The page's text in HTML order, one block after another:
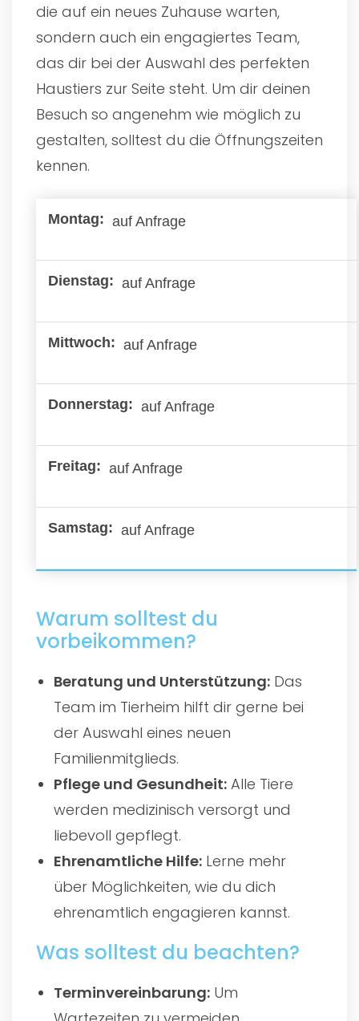
die auf ein neues Zuhause warten,
sondern auch ein engagiertes Team,
das dir bei der Auswahl des perfekten
Haustiers zur Seite steht. Um dir deinen
Besuch so angenehm wie möglich zu
gestalten, solltest du die Öffnungszeiten
kennen.
auf Anfrage
auf Anfrage
auf Anfrage
auf Anfrage
auf Anfrage
auf Anfrage
Warum solltest du
vorbeikommen?
Beratung und Unterstützung: Das
Team im Tierheim hilft dir gerne bei
der Auswahl eines neuen
Familienmitglieds.
Pflege und Gesundheit: Alle Tiere
werden medizinisch versorgt und
liebevoll gepflegt.
Ehrenamtliche Hilfe: Lerne mehr
über Möglichkeiten, wie du dich
ehrenamtlich engagieren kannst.
Was solltest du beachten?
Terminvereinbarung: Um